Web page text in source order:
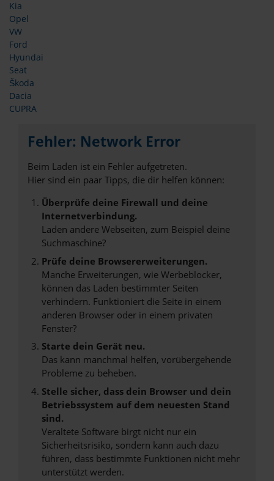
Kia
Opel
VW
Ford
Hyundai
Seat
Škoda
Dacia
CUPRA
Fehler: Network Error
Beim Laden ist ein Fehler aufgetreten.
Hier sind ein paar Tipps, die dir helfen können:
Überprüfe deine Firewall und deine
Internetverbindung.
Laden andere Webseiten, zum Beispiel deine
Suchmaschine?
Prüfe deine Browsererweiterungen.
Manche Erweiterungen, wie Werbeblocker,
können das Laden bestimmter Seiten
verhindern. Funktioniert die Seite in einem
anderen Browser oder in einem privaten
Fenster?
Starte dein Gerät neu.
Das kann manchmal helfen, vorübergehende
Probleme zu beheben.
Stelle sicher, dass dein Browser und dein
Betriebssystem auf dem neuesten Stand
sind.
Veraltete Software birgt nicht nur ein
Sicherheitsrisiko, sondern kann auch dazu
führen, dass bestimmte Funktionen nicht mehr
unterstützt werden.